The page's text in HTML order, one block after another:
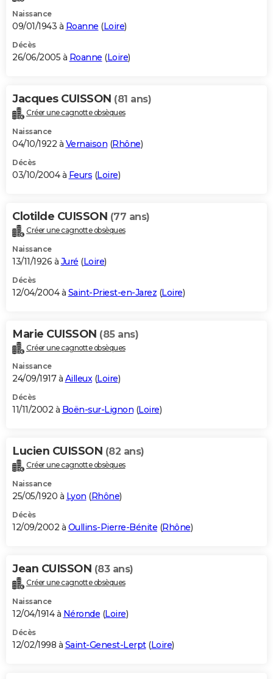
Naissance
09/01/1943 à Roanne (Loire)
Décès
26/06/2005 à Roanne (Loire)
Jacques CUISSON (81 ans)
Créer une cagnotte obsèques
Naissance
04/10/1922 à Vernaison (Rhône)
Décès
03/10/2004 à Feurs (Loire)
Clotilde CUISSON (77 ans)
Créer une cagnotte obsèques
Naissance
13/11/1926 à Juré (Loire)
Décès
12/04/2004 à Saint-Priest-en-Jarez (Loire)
Marie CUISSON (85 ans)
Créer une cagnotte obsèques
Naissance
24/09/1917 à Ailleux(Loire)
Décès
11/11/2002 à Boën-sur-Lignon (Loire)
Lucien CUISSON (82 ans)
Créer une cagnotte obsèques
Naissance
25/05/1920 à Lyon (Rhône)
Décès
12/09/2002 à Oullins-Pierre-Bénite (Rhône)
Jean CUISSON (83 ans)
Créer une cagnotte obsèques
Naissance
12/04/1914 à Néronde (Loire)
Décès
12/02/1998 à Saint-Genest-Lerpt(Loire)